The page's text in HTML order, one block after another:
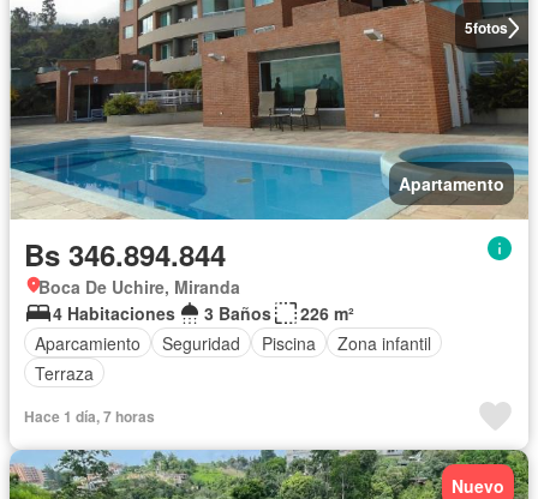
5fotos
Apartamento
Bs 346.894.844
Boca De Uchire, Miranda
4 Habitaciones
3 Baños
226 m²
Aparcamiento
Seguridad Piscina
Zona infantil
Terraza
Hace 1 día, 7 horas
Nuevo